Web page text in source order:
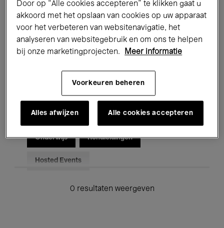
Tentoonstellingen Films
Performances Lezingen & Debatten
Jazz Klassieke Muziek Global Music
Voor iedereen Kids’ Palace
Onderwijs Rondleidingen
Hosted Events
0 resultaten weergeven
Door op “Alle cookies accepteren” te klikken gaat u
akkoord met het opslaan van cookies op uw apparaat
voor het verbeteren van websitenavigatie, het
analyseren van websitegebruik en om ons te helpen
bij onze marketingprojecten.
Meer informatie
Voorkeuren beheren
Alles afwijzen Alle cookies accepteren